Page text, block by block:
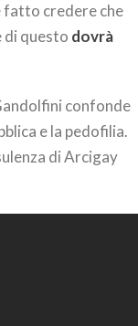
fatto credere che
di questo dovrà
confonde
e la pedofilia.
di Arcigay